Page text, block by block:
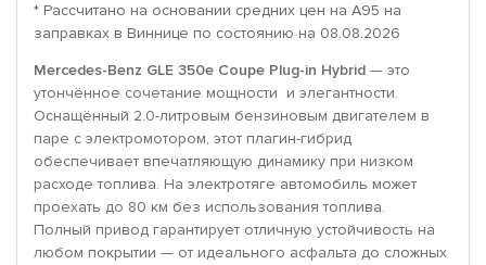
* Рассчитано на основании средних цен на A95 на
заправках в Виннице по состоянию на 08.08.2026
Mercedes-Benz GLE 350e Coupe Plug-in Hybrid — это
утончённое сочетание мощности и элегантности.
Оснащённый 2.0-литровым бензиновым двигателем в
паре с электромотором, этот плагин-гибрид
обеспечивает впечатляющую динамику при низком
расходе топлива. На электротяге автомобиль может
проехать до 80 км без использования топлива.
Полный привод гарантирует отличную устойчивость на
любом покрытии — от идеального асфальта до сложных